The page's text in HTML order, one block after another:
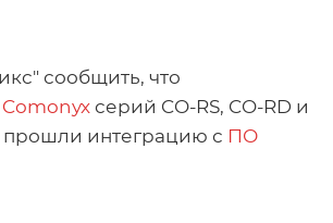
сообщить, что
серий CO-RS, CO-RD и
прошли интеграцию с ПО